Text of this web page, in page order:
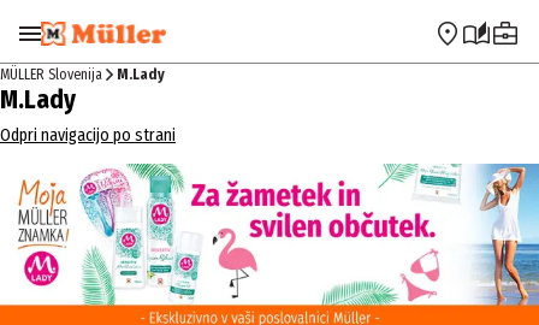
Preskoči na navigacijo Preskoči na glavno vsebino
MÜLLER Slovenija M.Lady
M.Lady
Odpri navigacijo po strani